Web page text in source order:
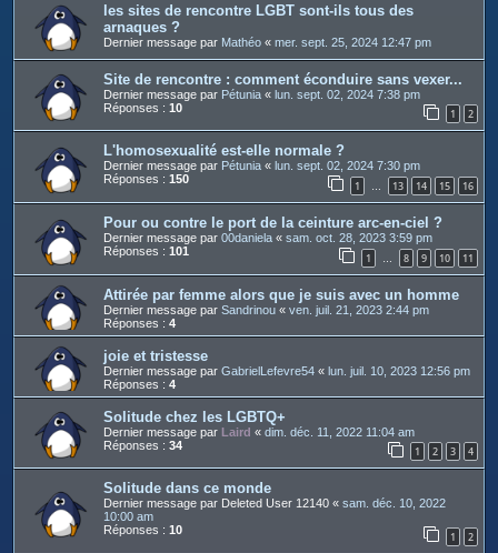
les sites de rencontre LGBT sont-ils tous des
arnaques ?
Dernier message par Mathéo « mer. sept. 25, 2024 12:47 pm
Site de rencontre : comment éconduire sans vexer...
Dernier message par Pétunia « lun. sept. 02, 2024 7:38 pm
Réponses : 10 1 2
L'homosexualité est-elle normale ?
Dernier message par Pétunia « lun. sept. 02, 2024 7:30 pm
Réponses : 150 1 … 13 14 15 16
Pour ou contre le port de la ceinture arc-en-ciel ?
Dernier message par 00daniela « sam. oct. 28, 2023 3:59 pm
Réponses : 101 1 8 9 10 11
Attirée par femme alors que je suis avec un homme
Dernier message par Sandrinou « ven. juil. 21, 2023 2:44 pm
Réponses : 4
joie et tristesse
Dernier message par GabrielLefevre54 « lun. juil. 10, 2023 12:56 pm
Réponses : 4
Solitude chez les LGBTQ+
Dernier message par Laird « dim. déc. 11, 2022 11:04 am
Réponses : 34 1 2 3 4
Solitude dans ce monde
Dernier message par Deleted User 12140 « sam. déc. 10, 2022
10:00 am
Réponses : 10 1 2